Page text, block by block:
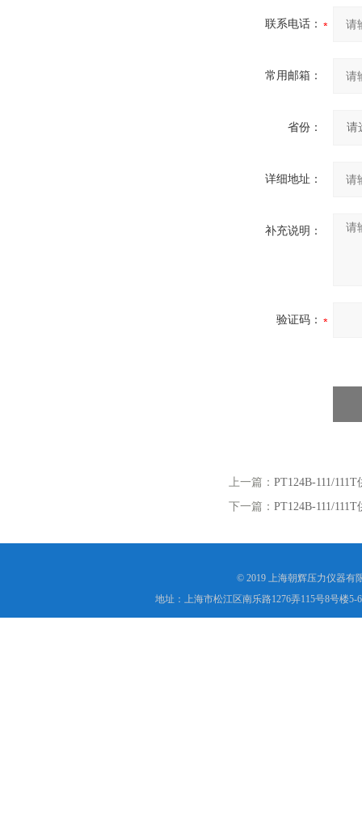
联系电话：
常用邮箱：
省份：
详细地址：
补充说明：
验证码：
上一篇： PT124B-111/
下一篇： PT124B-111/
© 2019 上海朝辉压力仪器有
地址：上海市松江区南乐路1276弄115号8号楼5-